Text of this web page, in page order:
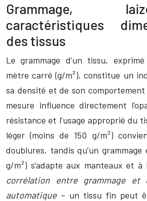
Grammage,
caractéristiques
des tissus
Le grammage d’un tissu,
mètre carré (g/m²), constitue un
sa densité et de son
mesure influence directement
résistance et l’usage approprié du
léger (moins de 150 g/m²)
doublures, tandis qu’un grammage
g/m²) s’adapte aux manteaux et à
corrélation entre grammage et
automatique – un tissu fin peut